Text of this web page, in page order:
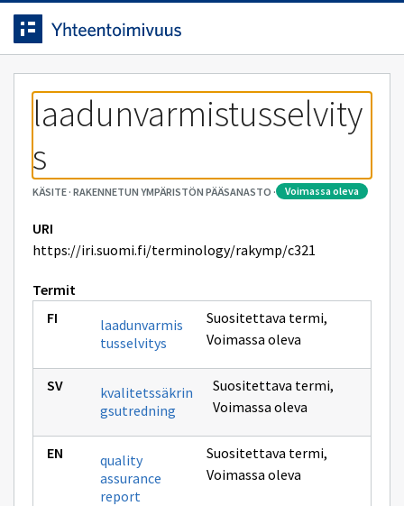
Siirrytty
sivulle
Siirry suoraan sisältöön.
laadunvarmistusselvity
s
KÄSITE· RAKENNETUN YMPÄRISTÖN PÄÄSANASTO · voimassa oleva
URI
https://iri.suomi.fi/terminology/rakymp/c321
Termit
laadunvarmis
tusselvitys
Suositettava termi,
Voimassa oleva
kvalitetssäkrin
gsutredning
Suositettava termi,
Voimassa oleva
quality
assurance
report
Suositettava termi,
Voimassa oleva